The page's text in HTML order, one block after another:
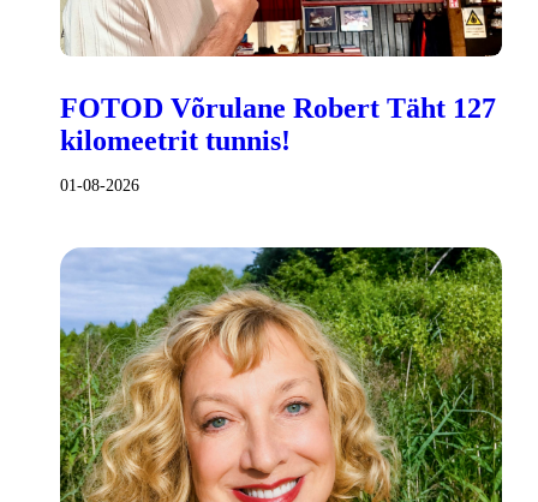
FOTOD Võrulane Robert Täht 127
kilomeetrit tunnis!
01-08-2026